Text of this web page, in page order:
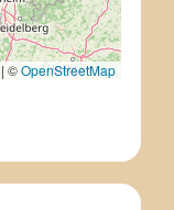
|©OpenStreetMap